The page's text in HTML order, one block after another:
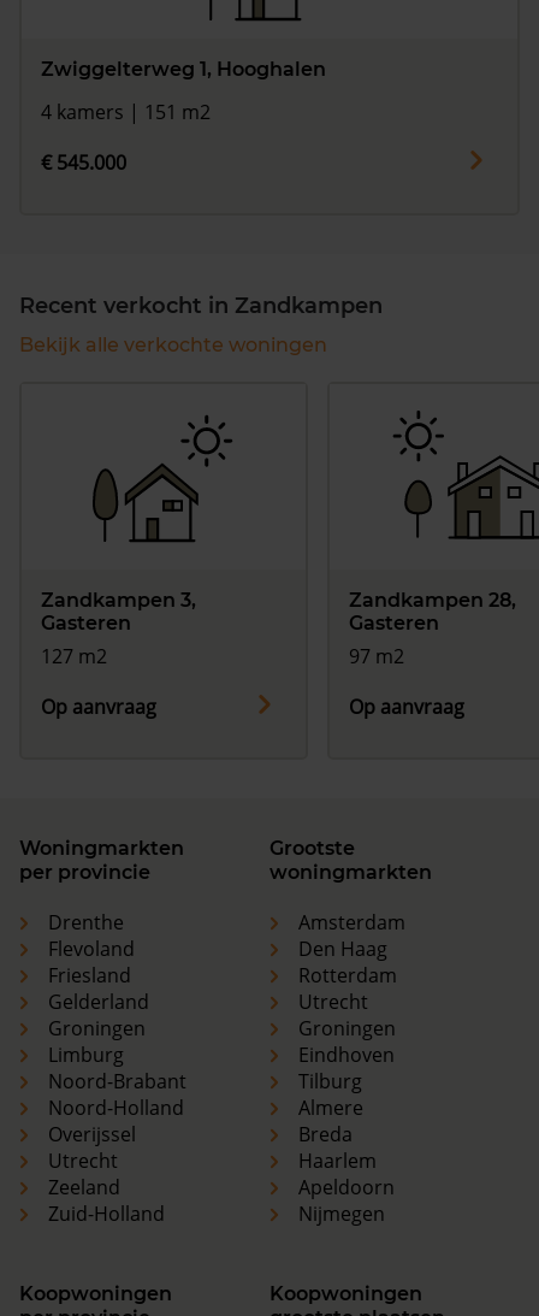
Zwiggelterweg 1, Hooghalen
4 kamers | 151 m2
€ 545.000
Recent verkocht in Zandkampen
Bekijk alle verkochte woningen
Zandkampen 3,
Gasteren
127 m2
Op aanvraag
Zandkampen 28,
Gasteren
97 m2
Op aanvraag
Woningmarkten
per provincie
Drenthe
Flevoland
Friesland
Gelderland
Groningen
Limburg
Noord-Brabant
Noord-Holland
Overijssel
Utrecht
Zeeland
Zuid-Holland
Grootste
woningmarkten
Amsterdam
Den Haag
Rotterdam
Utrecht
Groningen
Eindhoven
Tilburg
Almere
Breda
Haarlem
Apeldoorn
Nijmegen
Koopwoningen
Koopwoningen